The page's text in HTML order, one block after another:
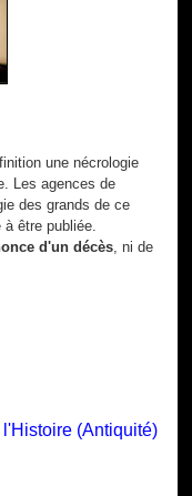
une nécrologie
Les agences de
des grands de ce
être publiée.
d'un décès , ni de
(Antiquité)